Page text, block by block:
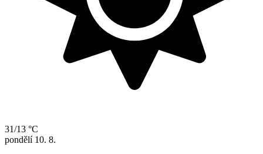
31/13 °C
pondělí 10. 8.